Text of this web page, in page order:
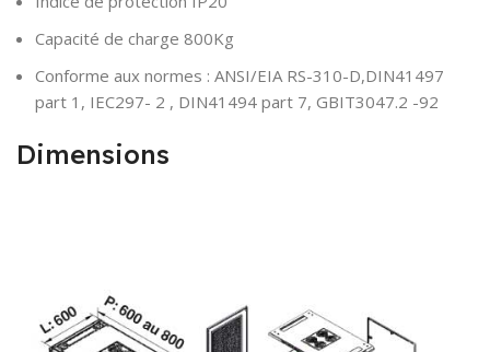
Capacité de charge 800Kg
Conforme aux normes : ANSI/EIA RS-310-D,DIN41497
part 1, IEC297- 2 , DIN41494 part 7, GBIT3047.2 -92
Dimensions